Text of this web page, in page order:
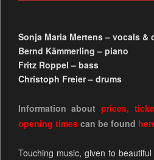
Sonja Maria Mertens – vocals
Bernd Kämmerling – piano
Fritz Roppel – bass
Christoph Freier – drums
Information about prices,
opening timescan be found
Touching music, given to